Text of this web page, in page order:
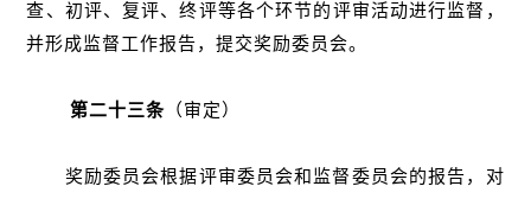
查、初评、复评、终评等各个环节的评审活动进行监督，
并形成监督工作报告，提交奖励委员会。
第二十三条 （审定）
奖励委员会根据评审委员会和监督委员会的报告，对